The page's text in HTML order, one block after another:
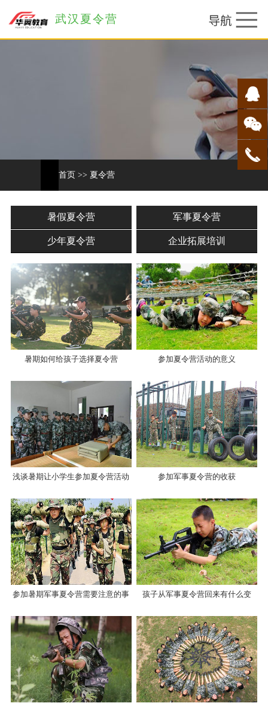
武汉夏令营
首页 >> 夏令营
暑假夏令营 军事夏令营
少年夏令营 企业拓展培训
暑期如何给孩子选择夏令营 参加夏令营活动的意义
浅谈暑期让小学生参加夏令营活动 参加军事夏令营的收获
参加暑期军事夏令营需要注意的事 孩子从军事夏令营回来有什么变